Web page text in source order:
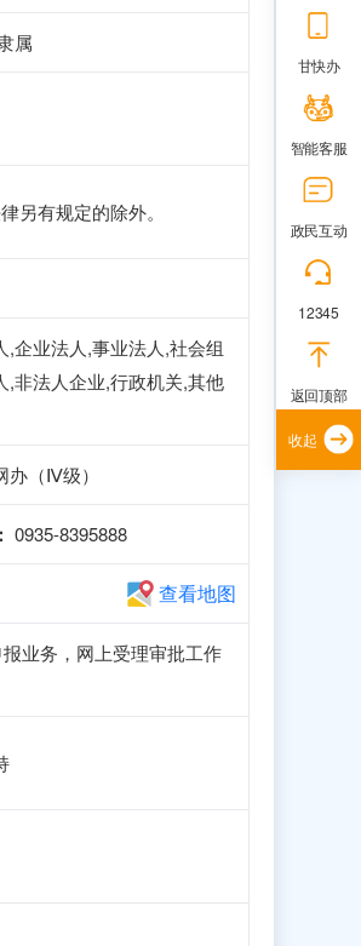
属
另有规定的除外。
,企业法人,事业法人,社会组
,非法人企业,行政机关,其他
办（Ⅳ级）
0935-8395888
查看地图
业务，网上受理审批工作
甘快办
智能客服
政民互动
12345
返回顶部
收起